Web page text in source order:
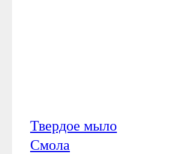
Твердое мыло
Смола